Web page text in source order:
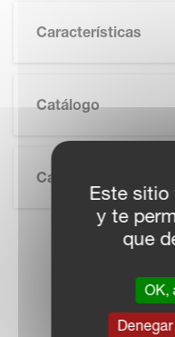
Características
Catálogo
Características
Este sitio
y te
que
OK,